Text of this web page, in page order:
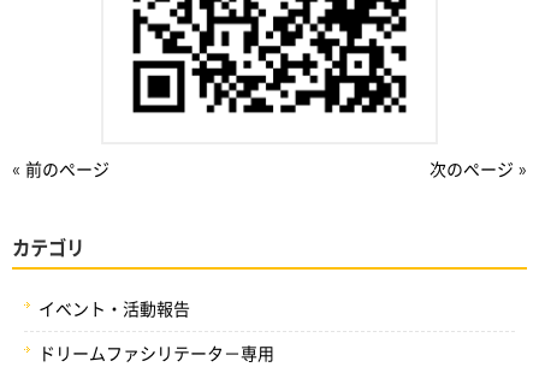
« 前のページ 次のページ »
カテゴリ
イベント・活動報告
ドリームファシリテータ－専用